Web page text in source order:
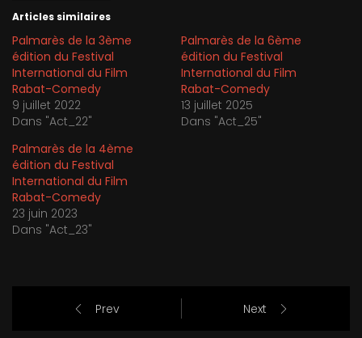
Articles similaires
Palmarès de la 3ème
édition du Festival
International du Film
Rabat-Comedy
9 juillet 2022
Dans "Act_22"
Palmarès de la 6ème
édition du Festival
International du Film
Rabat-Comedy
13 juillet 2025
Dans "Act_25"
Palmarès de la 4ème
édition du Festival
International du Film
Rabat-Comedy
23 juin 2023
Dans "Act_23"
Prev Next